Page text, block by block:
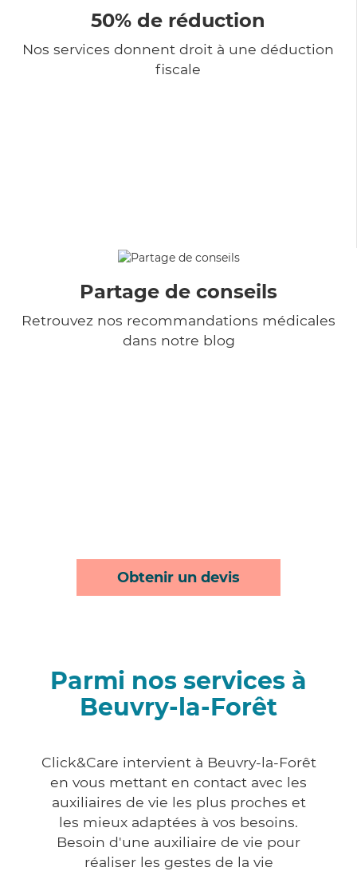
50% de réduction
Nos services donnent droit à une déduction
fiscale
Partage de conseils
Retrouvez nos recommandations médicales
dans notre blog
Obtenir un devis
Parmi nos services à
Beuvry-la-Forêt
Click&Care intervient à Beuvry-la-Forêt
en vous mettant en contact avec les
auxiliaires de vie les plus proches et
les mieux adaptées à vos besoins.
Besoin d'une auxiliaire de vie pour
réaliser les gestes de la vie